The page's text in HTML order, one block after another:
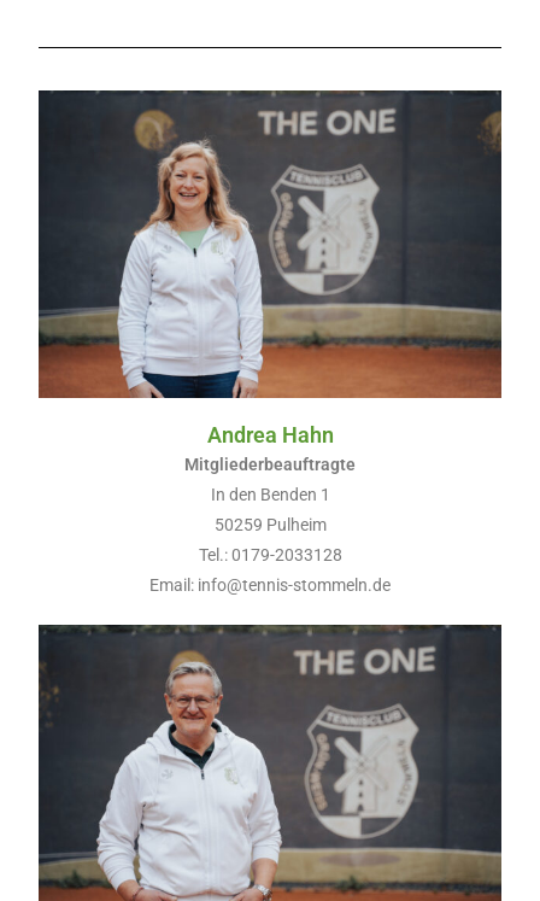
Andrea Hahn
Mitgliederbeauftragte
In den Benden 1
50259 Pulheim
Tel.: 0179-2033128
Email: info@tennis-stommeln.de